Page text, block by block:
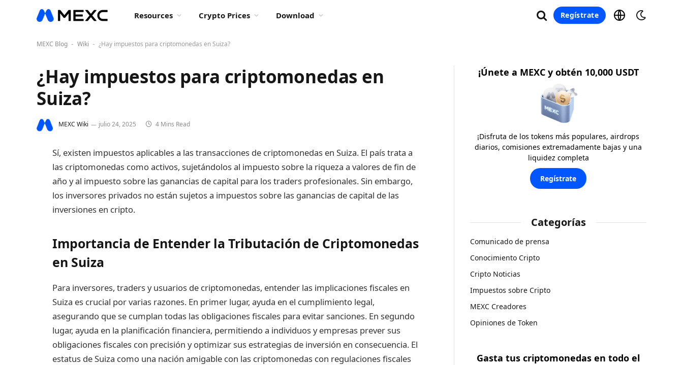
Resources Crypto Prices Download Regístrate
MEXC Blog - Wiki - ¿Hay impuestos para criptomonedas en Suiza?
¿Hay impuestos para criptomonedas en
Suiza?
MEXC Wiki julio 24, 2025 4 Mins Read
Sí, existen impuestos aplicables a las transacciones de criptomonedas en Suiza. El país trata a
las criptomonedas como activos, sujetándolos al impuesto sobre la riqueza a valores de fin de
año y al impuesto sobre las ganancias de capital para los traders profesionales. Sin embargo,
los inversores privados no están sujetos a impuestos sobre las ganancias de capital de las
inversiones en cripto.
Importancia de Entender la Tributación de Criptomonedas
en Suiza
Para inversores, traders y usuarios de criptomonedas, entender las implicaciones fiscales en
Suiza es crucial por varias razones. En primer lugar, ayuda en el cumplimiento legal,
asegurando que se cumplan todas las obligaciones fiscales para evitar sanciones. En segundo
lugar, ayuda en la planificación financiera, permitiendo a individuos y empresas prever sus
obligaciones fiscales con precisión y optimizar sus estrategias de inversión en consecuencia. El
estatus de Suiza como una nación amigable con las criptomonedas con regulaciones fiscales
¡Únete a MEXC y obtén 10,000 USDT
¡Disfruta de los tokens más populares, airdrops
diarios, comisiones extremadamente bajas y una
liquidez completa
Regístrate
Categorías
Comunicado de prensa
Conocimiento Cripto
Cripto Noticias
Impuestos sobre Cripto
MEXC Creadores
Opiniones de Token
Gasta tus criptomonedas en todo el